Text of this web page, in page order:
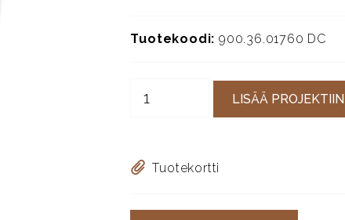
Tuotekoodi: 900.36.01760 DC
LISÄÄ PROJEKTIIN
Tuotekortti